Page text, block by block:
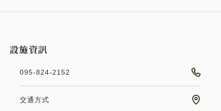
設施資訊
095-824-2152
交通方式